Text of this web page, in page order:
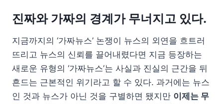
진짜와 가짜의 경계가 무너지고 있다.
지금까지의 ‘가짜뉴스’ 논쟁이 뉴스의 외연을 흐트러
뜨리고 뉴스의 신뢰를 끌어내렸다면 지금 등장하는
새로운 유형의 ‘가짜뉴스’는 사실과 진실의 근간을 뒤
흔드는 근본적인 위기라고 할 수 있다. 과거에는 뉴스
인 것과 뉴스가 아닌 것을 구별하면 됐지만 이제는 무